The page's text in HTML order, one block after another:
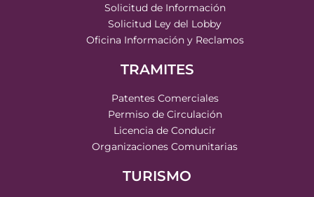
Solicitud de Información
Solicitud Ley del Lobby
Oficina Información y Reclamos
TRAMITES
Patentes Comerciales
Permiso de Circulación
Licencia de Conducir
Organizaciones Comunitarias
TURISMO